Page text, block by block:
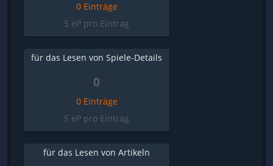
0 Einträge
5 eP pro Eintrag
für das Lesen von Spiele-Details
0
0 Einträge
5 eP pro Eintrag
für das Lesen von Artikeln